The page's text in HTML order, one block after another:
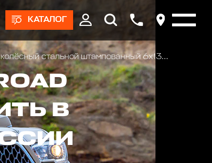
КАТАЛОГ
стальной штампованный 6x139.7, размер 8х16, ET 0, ЦО 110, белый,
В